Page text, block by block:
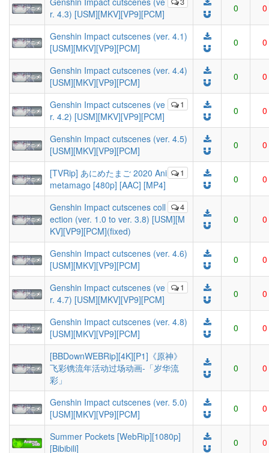
r. 4.3) [USM][MKV][VP9][PCM]
0 0
Genshin Impact cutscenes (ver. 4.1)
[USM][MKV][VP9][PCM]
0 0
Genshin Impact cutscenes (ver. 4.4)
[USM][MKV][VP9][PCM]
0 0
1
Genshin Impact cutscenes (ve
r. 4.2) [USM][MKV][VP9][PCM]
0 0
Genshin Impact cutscenes (ver. 4.5)
[USM][MKV][VP9][PCM]
0 0
1
[TVRip] あにめたまご 2020 Ani
metamago [480p] [AAC] [MP4]
0 0
4
Genshin Impact cutscenes coll
ection (ver. 1.0 to ver. 3.8) [USM][M
KV][VP9][PCM](fixed)
0 0
Genshin Impact cutscenes (ver. 4.6)
[USM][MKV][VP9][PCM]
0 0
1
Genshin Impact cutscenes (ve
r. 4.7) [USM][MKV][VP9][PCM]
0 0
Genshin Impact cutscenes (ver. 4.8)
[USM][MKV][VP9][PCM]
0 0
[BBDownWEBRip][4K][P1]《原神》
飞彩镌流年活动过场动画-「岁华流
彩」
0 0
Genshin Impact cutscenes (ver. 5.0)
[USM][MKV][VP9][PCM]
0 0
Summer Pockets [WebRip][1080p]
[Bibibili]
0 0